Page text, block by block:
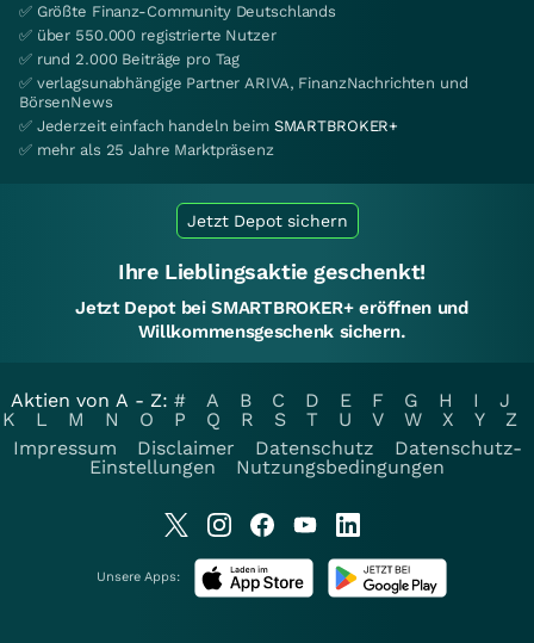
✅ Größte Finanz-Community Deutschlands
✅ über 550.000 registrierte Nutzer
✅ rund 2.000 Beiträge pro Tag
✅ verlagsunabhängige Partner ARIVA, FinanzNachrichten und
BörsenNews
✅ Jederzeit einfach handeln beim SMARTBROKER+
✅ mehr als 25 Jahre Marktpräsenz
Jetzt Depot sichern
Ihre Lieblingsaktie geschenkt!
Jetzt Depot bei SMARTBROKER+ eröffnen und
Willkommensgeschenk sichern.
Aktien von A - Z: # A B C D E F G H I
J
K
L M N O P Q R S T U V W X Y
Z
Impressum
Disclaimer Datenschutz
Datenschutz-
Einstellungen
Nutzungsbedingungen
Unsere Apps: